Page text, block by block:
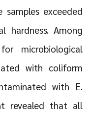
exceeded
hardness. Among
microbiological
with coliform
with E.
revealed that all